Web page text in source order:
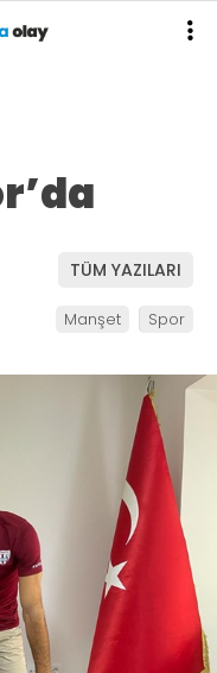
TÜM YAZILARI
Manşet Spor